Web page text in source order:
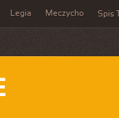
Legia Meczycho Spis